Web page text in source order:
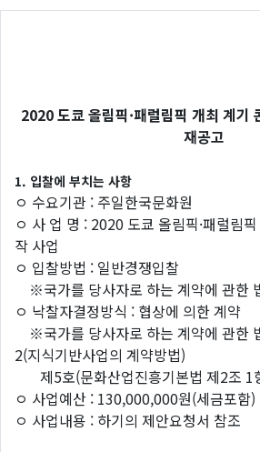
2020 도쿄 올림픽·패럴림픽 개최 계기
재공고
1. 입찰에 부치는 사항
ㅇ 수요기관 : 주일한국문화원
ㅇ 사 업 명 : 2020 도쿄 올림픽·패럴림
작 사업
ㅇ 입찰방법 : 일반경쟁입찰
※국가를 당사자로 하는 계약에 관한
ㅇ 낙찰자결정방식 : 협상에 의한 계약
※국가를 당사자로 하는 계약에 관한
2(지식기반사업의 계약방법)
제5호(문화산업진흥기본법 제2조 1
ㅇ 사업예산 : 130,000,000원(세금포함)
ㅇ 사업내용 : 하기의 제안요청서 참조